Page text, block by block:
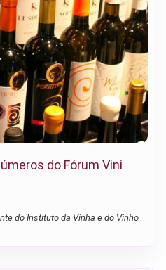
do Fórum Vini
do Instituto da Vinha e do Vinho